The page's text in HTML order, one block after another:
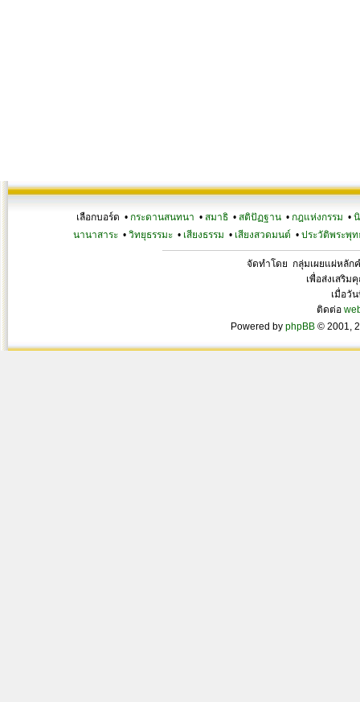
เลือกบอร์ด • กระดานสนทนา • สมาธิ • สติปัฏฐาน • กฎแห่งกรรม •
นานาสาระ •วิทยุธรรมะ • เสียงธรรม • เสียงสวดมนต์ •ประวัติพระพุท
จัดทำโดย กลุ่มเผยแผ่หลัก
เพื่อส่งเสริม
เมื่อวั
ติดต่อ
Powered by phpBB © 2001,